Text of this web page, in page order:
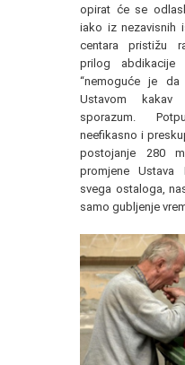
opirat će se
iako iz nezavisnih
centara pristižu
prilog abdikacije
“nemoguće je
Ustavom
sporazum.
neefikasno i
postojanje 280
promjene Ustava
svega ostaloga,
samo gubljenje